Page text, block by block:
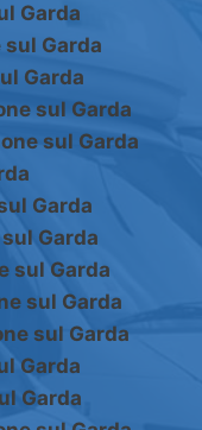
Garda
sul Garda
Garda
sul Garda
sul Garda
Garda
Garda
sul Garda
sul Garda
sul Garda
Garda
Garda